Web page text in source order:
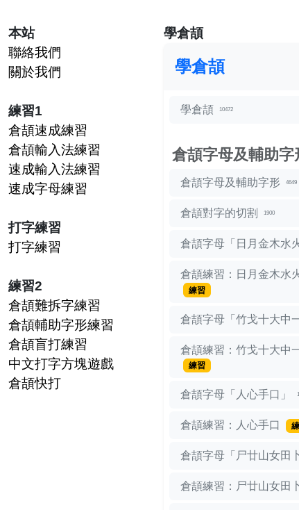
本站
聯絡我們
關於我們
練習1
倉頡速成練習
倉頡輸入法練習
速成輸入法練習
速成字母練習
打字練習
打字練習
練習2
倉頡難拆字練習
倉頡輔助字形練習
倉頡盲打練習
中文打字方塊遊戲
倉頡快打
學倉頡
學倉頡
學倉頡 10472
倉頡字母及輔助字
倉頡字母及輔助字形 4649
倉頡對字的切割 1900
倉頡字母「日月金木水
倉頡練習：日月金木水
練習
倉頡字母「竹戈十大中
倉頡練習：竹戈十大中
練習
倉頡字母「人心手口」
倉頡練習：人心手口
倉頡字母「尸廿山女田卜
倉頡練習：尸廿山女田